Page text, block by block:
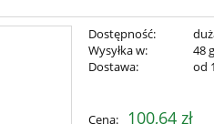
Dostępność:
Wysyłka w:
48
Dostawa:
od
Cena: 100,64 zł